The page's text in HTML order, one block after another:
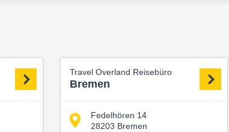
Travel Overland Reisebüro
Bremen
Fedelhören 14
28203 Bremen